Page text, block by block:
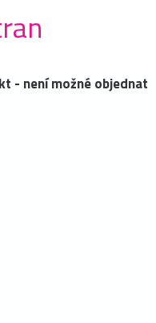
- není možné objednat